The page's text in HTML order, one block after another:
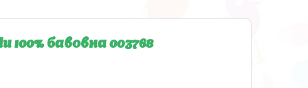
бавовна 003768